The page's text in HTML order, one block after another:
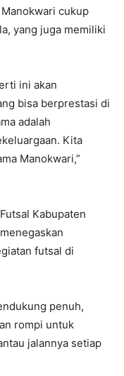
cukup
yang juga memiliki
ini akan
bisa berprestasi di
adalah
Kita
Manokwari,”
Kabupaten
futsal di
penuh,
rompi untuk
jalannya setiap